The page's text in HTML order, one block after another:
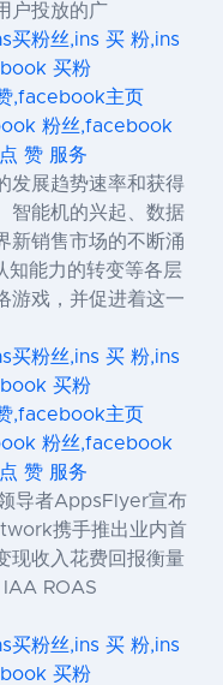
户投放的广
买粉丝,ins 买 粉,ins
买粉
,facebook主页
粉丝,facebook
赞 服务
发展趋势速率和获得
智能机的兴起、数据
新销售市场的不断涌
知能力的转变等各层
游戏，并促进着这一
买粉丝,ins 买 粉,ins
买粉
,facebook主页
粉丝,facebook
赞 服务
导者AppsFlyer宣布
携手推出业内首
现收入花费回报衡量
ROAS
买粉丝,ins 买 粉,ins
买粉